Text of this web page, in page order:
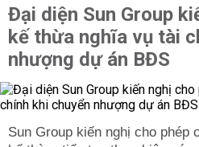
Đại diện Sun Group
kế thừa nghĩa vụ tài
nhượng dự án BĐS
Sun Group kiến nghị cho phép